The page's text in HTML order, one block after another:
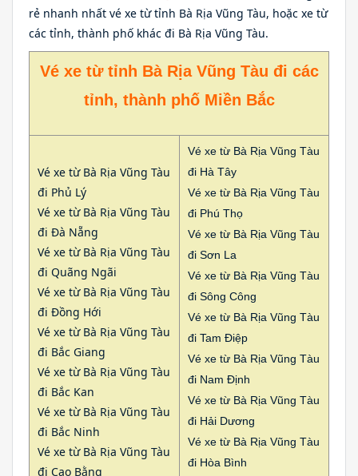
rẻ nhanh nhất vé xe từ tỉnh Bà Rịa Vũng Tàu, hoặc xe từ
các tỉnh, thành phố khác đi Bà Rịa Vũng Tàu.
Vé xe từ tỉnh Bà Rịa Vũng Tàu đi các
tỉnh, thành phố Miền Bắc
Vé xe từ Bà Rịa Vũng Tàu
đi Phủ Lý
Vé xe từ Bà Rịa Vũng Tàu
đi Đà Nẵng
Vé xe từ Bà Rịa Vũng Tàu
đi Quãng Ngãi
Vé xe từ Bà Rịa Vũng Tàu
đi Đồng Hới
Vé xe từ Bà Rịa Vũng Tàu
đi Bắc Giang
Vé xe từ Bà Rịa Vũng Tàu
đi Bắc Kan
Vé xe từ Bà Rịa Vũng Tàu
đi Bắc Ninh
Vé xe từ Bà Rịa Vũng Tàu
đi Cao Bằng
Vé xe từ Bà Rịa Vũng Tàu
đi Hà Tây
Vé xe từ Bà Rịa Vũng Tàu
đi Phú Thọ
Vé xe từ Bà Rịa Vũng Tàu
đi Sơn La
Vé xe từ Bà Rịa Vũng Tàu
đi Sông Công
Vé xe từ Bà Rịa Vũng Tàu
đi Tam Điệp
Vé xe từ Bà Rịa Vũng Tàu
đi Nam Định
Vé xe từ Bà Rịa Vũng Tàu
đi Hải Dương
Vé xe từ Bà Rịa Vũng Tàu
đi Hòa Bình